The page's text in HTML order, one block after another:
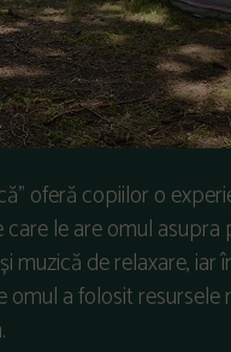
oferă copiilor o
le are omul
muzică de relaxare,
a folosit resursele